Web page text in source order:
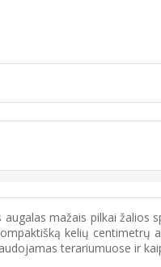
mažais pilkai
kelių
terariumuose ir